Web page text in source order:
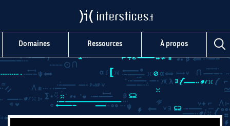
Domaines Ressources À propos